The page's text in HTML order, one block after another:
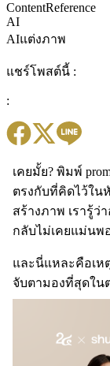
ContentReference
AI
AIแต่งภาพ
แชร์โพสต์นี้ :
:
เคยมั้ย? พิมพ์
ตรงกับที่คิดไว้ใน
สร้างภาพ เรารู้ว่
กลับไม่เคยแม่นพ
และนี่แหละคือเหตุ
จับตามองที่สุดใน